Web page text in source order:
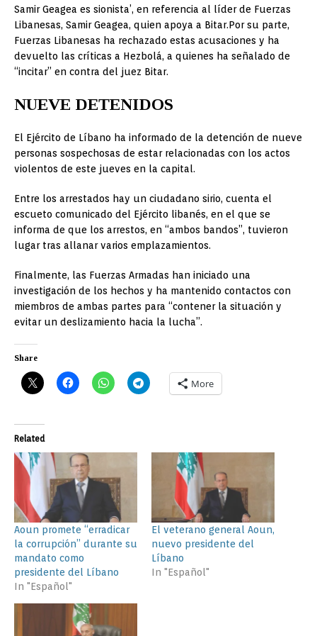
Samir Geagea es sionista’, en referencia al líder de Fuerzas
Libanesas, Samir Geagea, quien apoya a Bitar.Por su parte,
Fuerzas Libanesas ha rechazado estas acusaciones y ha
devuelto las críticas a Hezbolá, a quienes ha señalado de
“incitar” en contra del juez Bitar.
NUEVE DETENIDOS
El Ejército de Líbano ha informado de la detención de nueve
personas sospechosas de estar relacionadas con los actos
violentos de este jueves en la capital.
Entre los arrestados hay un ciudadano sirio, cuenta el
escueto comunicado del Ejército libanés, en el que se
informa de que los arrestos, en “ambos bandos”, tuvieron
lugar tras allanar varios emplazamientos.
Finalmente, las Fuerzas Armadas han iniciado una
investigación de los hechos y ha mantenido contactos con
miembros de ambas partes para “contener la situación y
evitar un deslizamiento hacia la lucha”.
Share
More
Related
Aoun promete “erradicar
la corrupción” durante su
mandato como
presidente del Líbano
In "Español"
El veterano general Aoun,
nuevo presidente del
Líbano
In "Español"